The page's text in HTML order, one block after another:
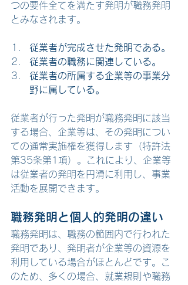
つの要件全てを満たす発明が職務発明
とみなされます。
従業者が完成させた発明である。
従業者の職務に関連している。
従業者の所属する企業等の事業分
野に属している。
従業者が行った発明が職務発明に該当
する場合、企業等は、その発明につい
ての通常実施権を獲得します（特許法
第35条第1項）。これにより、企業等
は従業者の発明を円滑に利用し、事業
活動を展開できます。
職務発明と個人的発明の違い
職務発明は、職務の範囲内で行われた
発明であり、発明者が企業等の資源を
利用している場合がほとんどです。こ
のため、多くの場合、 就業規則や職務